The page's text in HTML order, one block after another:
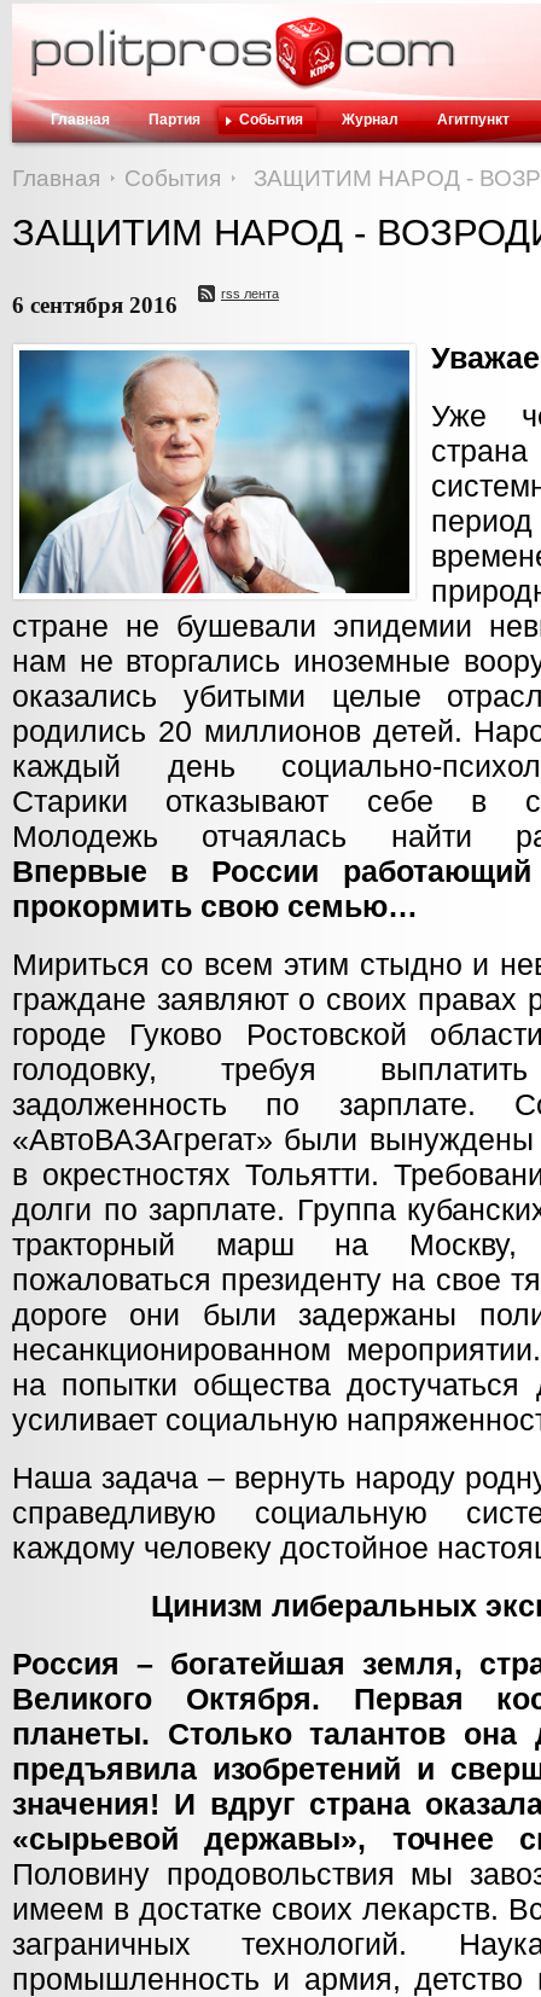
Главная Партия События Журнал Агитпункт
Главная События ЗАЩИТИМ НАРОД -
ЗАЩИТИМ НАРОД -
6 сентября 2016 rss лента
Уже
стране не бушевали эпидемии
нам не вторгались иноземные
оказались убитыми целые
родились 20 миллионов детей.
каждый день социально-
Старики отказывают себе в
Молодежь отчаялась найти
Впервые в России
прокормить свою семью…
Мириться со всем этим стыдно и
граждане заявляют о своих правах
городе Гуково Ростовской
голодовку, требуя
задолженность по зарплате.
«АвтоВАЗАгрегат» были
в окрестностях Тольятти.
долги по зарплате. Группа
тракторный марш на
пожаловаться президенту на свое
дороге они были задержаны
несанкционированном
на попытки общества
усиливает социальную
Наша задача – вернуть народу
справедливую социальную
каждому человеку достойное
Цинизм либеральных
Россия – богатейшая земля,
Великого Октября. Первая
планеты. Столько талантов
предъявила изобретений и
значения! И вдруг страна
«сырьевой державы», точнее
Половину продовольствия мы
имеем в достатке своих лекарств.
заграничных технологий.
промышленность и армия, детство